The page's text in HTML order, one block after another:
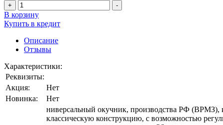
+ -
В корзину
Купить в кредит
Описание
Отзывы
Характеристики:
Реквизиты:
Акция:
Нет
Новинка:
Нет
ниверсальный окучник, производства РФ (ВРМЗ),
классическую конструкцию, с возможностью